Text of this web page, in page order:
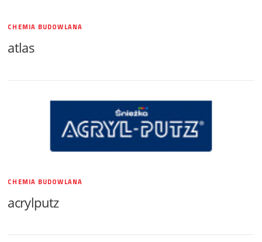
CHEMIA BUDOWLANA
atlas
CHEMIA BUDOWLANA
acrylputz